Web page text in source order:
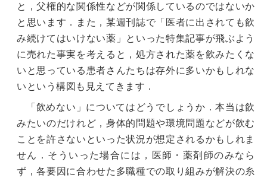
と，父権的な関係性などが関係しているのではないか
と思います．また，某週刊誌で「医者に出されても飲
み続けてはいけない薬」といった特集記事が飛ぶよう
に売れた事実を考えると，処方された薬を飲みたくな
いと思っている患者さんたちは存外に多いかもしれな
いという構図も見えてきます．
「飲めない」についてはどうでしょうか．本当は飲
みたいのだけれど，身体的問題や環境問題などが飲む
ことを許さないといった状況が想定されるかもしれま
せん．そういった場合には，医師・薬剤師のみなら
ず，各要因に合わせた多職種での取り組みが解決の糸